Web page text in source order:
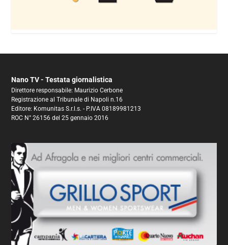
Nano TV - Testata giornalistica
Direttore responsabile: Maurizio Cerbone
Registrazione al Tribunale di Napoli n.16
Editore: Komunitas S.r.l.s. - P.IVA 08189981213
ROC N° 26156 del 25 gennaio 2016